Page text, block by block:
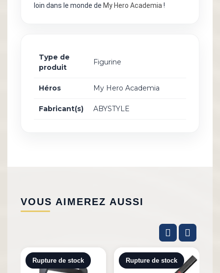
loin dans le monde de My Hero Academia !
Type de
produit
Figurine
Héros My Hero Academia
Fabricant(s) ABYSTYLE
VOUS AIMEREZ AUSSI
Rupture de stock Rupture de stock